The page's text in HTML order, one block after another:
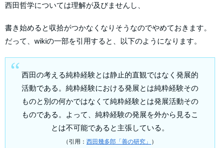
西田哲学については理解が及びませんし、
書き始めると収拾がつかなくなりそうなのでやめておきます。
だって、wikiの一部を引用すると、以下のようになります。
西田の考える純粋経験とは静止的直観ではなく発展的
活動である。純粋経験における発展とは純粋経験その
ものと別の何かではなくて純粋経験とは発展活動その
ものである。よって、純粋経験の発展を外から見るこ
とは不可能であると主張している。
（引用： 西田幾多郎「善の研究」 ）